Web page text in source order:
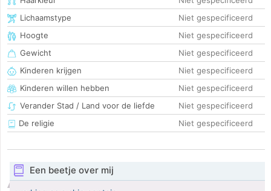
Lichaamstype
Niet gespecificeerd
Hoogte
Niet gespecificeerd
Gewicht
Niet gespecificeerd
Kinderen krijgen
Niet gespecificeerd
Kinderen willen hebben
Niet gespecificeerd
Verander Stad / Land voor de liefde
Niet gespecificeerd
De religie
Niet gespecificeerd
Een beetje over mij